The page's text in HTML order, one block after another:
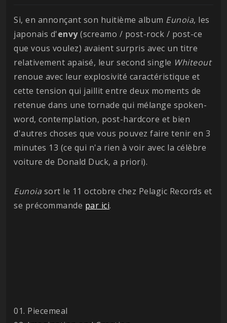
Si, en annonçant son huitième album Eunoia, les
japonais d'envy(screamo / post-rock / post-ce
que vous voulez) avaient surpris avec un titre
relativement apaisé, leur second single Whiteout
renoue avec leur explosivité caractéristique et
cette tension qui jaillit entre deux moments de
retenue dans une tornade qui mélange spoken-
word, contemplation, post-hardcore et bien
d'autres choses que vous pouvez faire tenir en 3
minutes 13 (ce qui n'a rien à voir avec la célèbre
voiture de Donald Duck, a priori).
Eunoia sort le 11 octobre chez Pelagic Records et
se précommande par ici.
01. Piecemeal